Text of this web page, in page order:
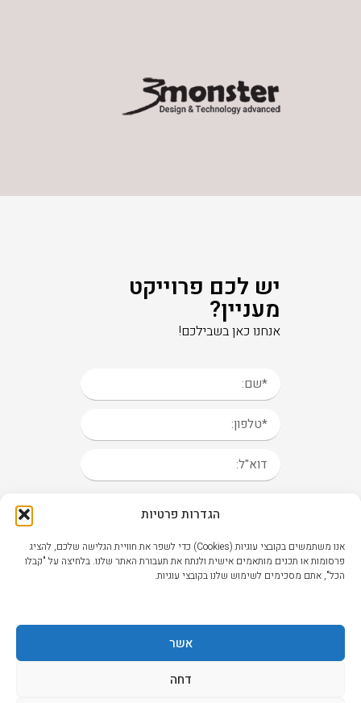
הגדרות פרטיות
אנו משתמשים בקובצי עוגיות (Cookies) כדי לשפר את חוויית הגלישה שלכם, להציג
פרסומות או תכנים מותאמים אישית ולנתח את תעבורת האתר שלנו. בלחיצה על "קבלו
הכל", אתם מסכימים לשימוש שלנו בקובצי עוגיות.
אשר
דחה
יש לכם פרוייקט
מעניין?
אנחנו כאן בשבילכם!
אני מאשר/ת קבלת חומרים